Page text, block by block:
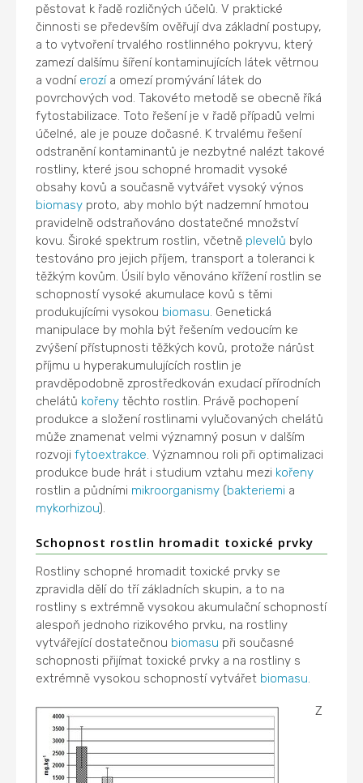
pěstovat k řadě rozličných účelů. V praktické
činnosti se především ověřují dva základní postupy,
a to vytvoření trvalého rostlinného pokryvu, který
zamezí dalšímu šíření kontaminujících látek větrnou
a vodní erozía omezí promývání látek do
povrchových vod. Takovéto metodě se obecně říká
fytostabilizace. Toto řešení je v řadě případů velmi
účelné, ale je pouze dočasné. K trvalému řešení
odstranění kontaminantů je nezbytné nalézt takové
rostliny, které jsou schopné hromadit vysoké
obsahy kovů a současně vytvářet vysoký výnos
biomasy proto, aby mohlo být nadzemní hmotou
pravidelně odstraňováno dostatečné množství
kovu. Široké spektrum rostlin, včetně plevelů bylo
testováno pro jejich příjem, transport a toleranci k
těžkým kovům. Úsilí bylo věnováno křížení rostlin se
schopností vysoké akumulace kovů s těmi
produkujícími vysokou biomasu . Genetická
manipulace by mohla být řešením vedoucím ke
zvýšení přístupnosti těžkých kovů, protože nárůst
příjmu u hyperakumulujících rostlin je
pravděpodobně zprostředkován exudací přírodních
chelátů kořeny těchto rostlin. Právě pochopení
produkce a složení rostlinami vylučovaných chelátů
může znamenat velmi významný posun v dalším
rozvojifytoextrakce . Významnou roli při optimalizaci
produkce bude hrát i studium vztahu mezi kořeny
rostlin a půdními mikroorganismy (bakteriemi a
mykorhizou).
Schopnost rostlin hromadit toxické prvky
Rostliny schopné hromadit toxické prvky se
zpravidla dělí do tří základních skupin, a to na
rostliny s extrémně vysokou akumulační schopností
alespoň jednoho rizikového prvku, na rostliny
vytvářející dostatečnou biomasu při současné
schopnosti přijímat toxické prvky a na rostliny s
extrémně vysokou schopností vytvářet biomasu.
Z